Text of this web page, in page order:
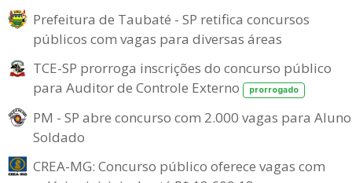
Prefeitura de Taubaté - SP retifica concursos
públicos com vagas para diversas áreas
TCE-SP prorroga inscrições do concurso público
para Auditor de Controle Externo
prorrogado
PM - SP abre concurso com 2.000 vagas para
Soldado
CREA-MG: Concurso público oferece vagas com